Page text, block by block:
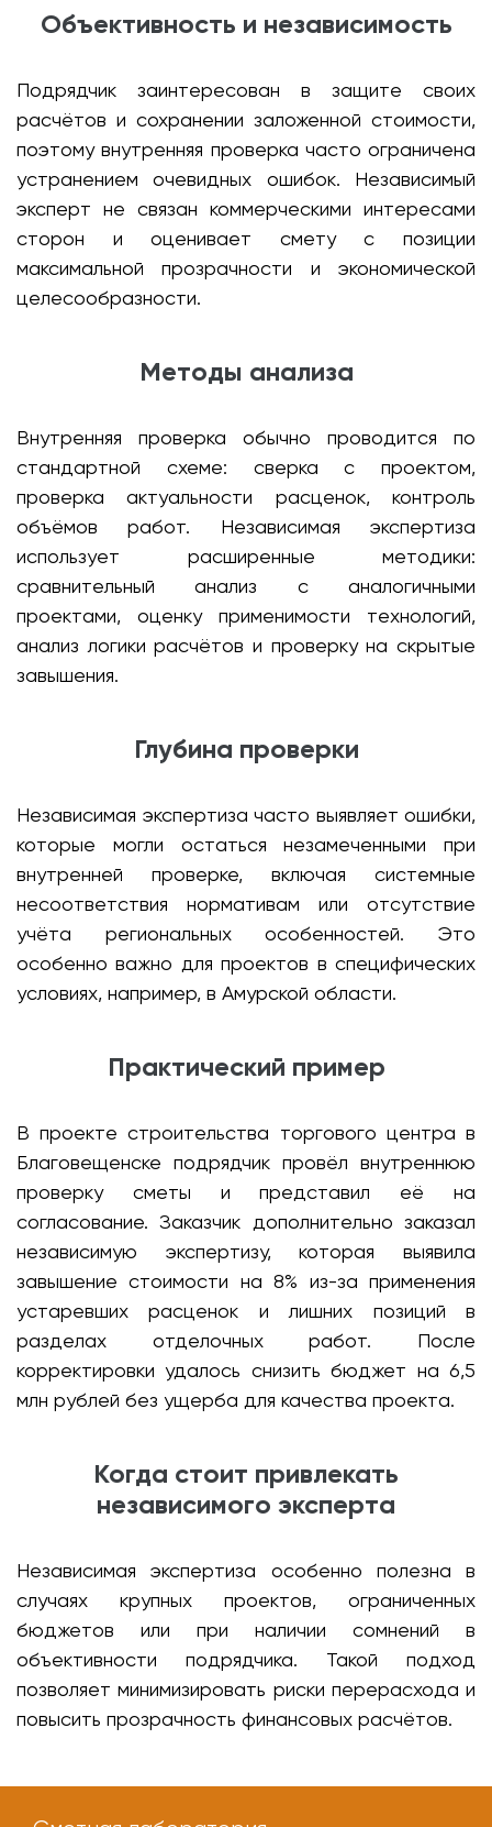
Объективность и независимость
Подрядчик заинтересован в защите своих
расчётов и сохранении заложенной стоимости,
поэтому внутренняя проверка часто ограничена
устранением очевидных ошибок. Независимый
эксперт не связан коммерческими интересами
сторон и оценивает смету с позиции
максимальной прозрачности и экономической
целесообразности.
Методы анализа
Внутренняя проверка обычно проводится по
стандартной схеме: сверка с проектом,
проверка актуальности расценок, контроль
объёмов работ. Независимая экспертиза
использует расширенные методики:
сравнительный анализ с аналогичными
проектами, оценку применимости технологий,
анализ логики расчётов и проверку на скрытые
завышения.
Глубина проверки
Независимая экспертиза часто выявляет ошибки,
которые могли остаться незамеченными при
внутренней проверке, включая системные
несоответствия нормативам или отсутствие
учёта региональных особенностей. Это
особенно важно для проектов в специфических
условиях, например, в Амурской области.
Практический пример
В проекте строительства торгового центра в
Благовещенске подрядчик провёл внутреннюю
проверку сметы и представил её на
согласование. Заказчик дополнительно заказал
независимую экспертизу, которая выявила
завышение стоимости на 8% из-за применения
устаревших расценок и лишних позиций в
разделах отделочных работ. После
корректировки удалось снизить бюджет на 6,5
млн рублей без ущерба для качества проекта.
Когда стоит привлекать
независимого эксперта
Независимая экспертиза особенно полезна в
случаях крупных проектов, ограниченных
бюджетов или при наличии сомнений в
объективности подрядчика. Такой подход
позволяет минимизировать риски перерасхода и
повысить прозрачность финансовых расчётов.